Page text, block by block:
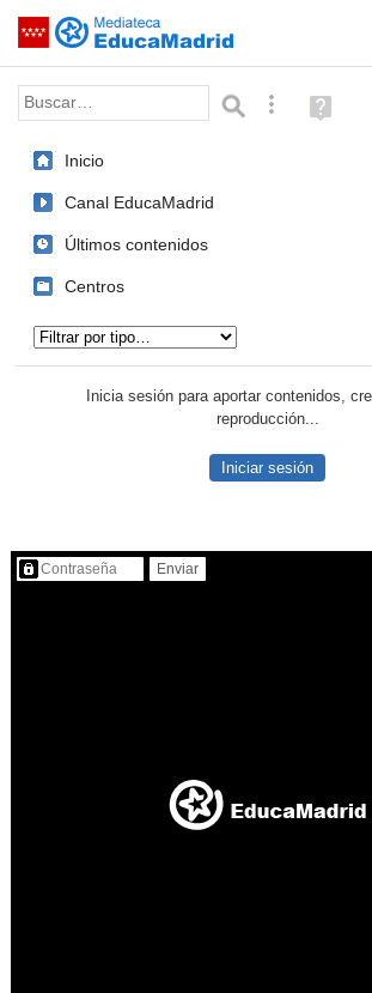
Saltar navegación
Palabra o frase: BúsquedaAyuda
(en
Inicio
Canal EducaMadrid
Últimos contenidos
Centros
Inicia sesión para aportar contenidos,
reproducción...
Iniciar sesión
Contenido protegido…